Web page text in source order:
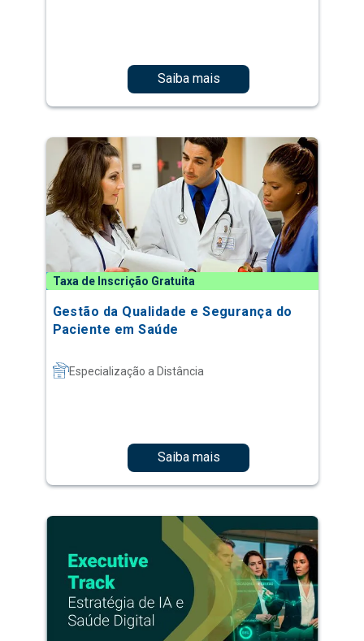
Saiba mais
Taxa de Inscrição Gratuita
Gestão da Qualidade e Segurança do
Paciente em Saúde
Especialização a Distância
Saiba mais